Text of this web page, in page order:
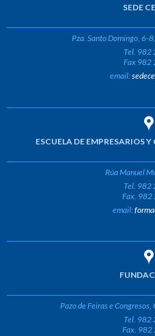
SEDE
Pza. Santo Domingo, 6-
Tel. 982
Fax 982
email:
ESCUELA DE EMPRESARIOS
Rúa Manuel
Tel. 982
Fax.
email:
Pazo de Feiras e
Tel. 982
Fax.